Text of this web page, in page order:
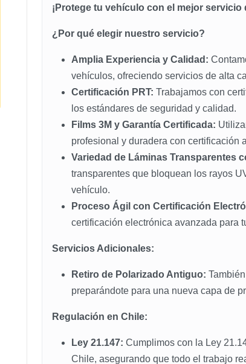
¡Protege tu vehículo con el mejor
¿Por qué elegir nuestro servicio?
Amplia Experiencia y Calidad:
vehículos, ofreciendo servicios de alta
Certificación PRT: Trabajamos con
los estándares de seguridad y calidad.
Films 3M y Garantía Certificada:
profesional y duradera con certificación
Variedad de Láminas Transparentes
transparentes que bloquean los rayos
vehículo.
Proceso Ágil con Certificación
certificación electrónica avanzada para
Servicios Adicionales:
Retiro de Polarizado Antiguo:
preparándote para una nueva capa de
Regulación en Chile:
Ley 21.147: Cumplimos con la Ley
Chile, asegurando que todo el trabajo